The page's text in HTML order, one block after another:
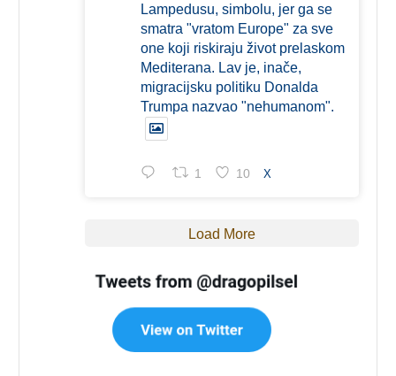
Lampedusu, simbolu, jer ga se
smatra "vratom Europe" za sve
one koji riskiraju život prelaskom
Mediterana. Lav je, inače,
migracijsku politiku Donalda
Trumpa nazvao "nehumanom".
1 10 X
Load More